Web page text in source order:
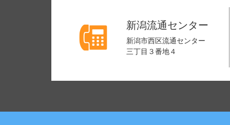
新潟流通センター
新潟市西区流通センター
三丁目３番地４